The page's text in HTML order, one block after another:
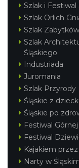
Szlak i Festiwal
Szlak Orlich
Szlak
Szlak
Śląskiego
Industriada
Juromania
Szlak Przyrody
Śląskie z
Śląskie po
Festiwal
Festiwal
Kajakiem przez
Narty w